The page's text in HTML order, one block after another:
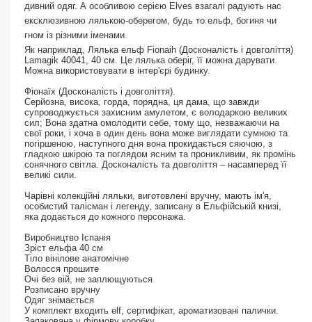
дивний одяг. А особливою серією Elves взагалі радують нас
ексклюзивною лялькою-оберегом, будь то ельф, богиня чи
гном із різними іменами.
Як наприклад, Лялька ельф Fionaih (Досконалість і довголіття)
Lamagik 40041, 40 см. Це лялька оберіг, її можна дарувати.
Можна використовувати в інтер'єрі будинку.
Фіонаїх (Досконалість і довголіття).
Серйозна, висока, горда, порядна, ця дама, що завжди
супроводжується захисним амулетом, є володаркою великих
сил; Вона здатна омолодити себе, тому що, незважаючи на
свої роки, і хоча в один день вона може виглядати сумною та
погіршеною, наступного дня вона прокидається сяючою, з
гладкою шкірою та поглядом ясним та проникливим, як промінь
сонячного світла. Досконалість та довголіття – насамперед її
великі сили.
Чарівні колекційні ляльки, виготовлені вручну, мають ім'я,
особистий талісман і легенду, записану в Ельфійській книзі,
яка додається до кожного персонажа.
Виробництво Іспанія
Зріст ельфа 40 см
Тіло вінілове анатомічне
Волосся прошите
Очі без вій, не заплющуються
Розписано вручну
Одяг знімається
У комплект входить elf, сертифікат, ароматизовані палички.